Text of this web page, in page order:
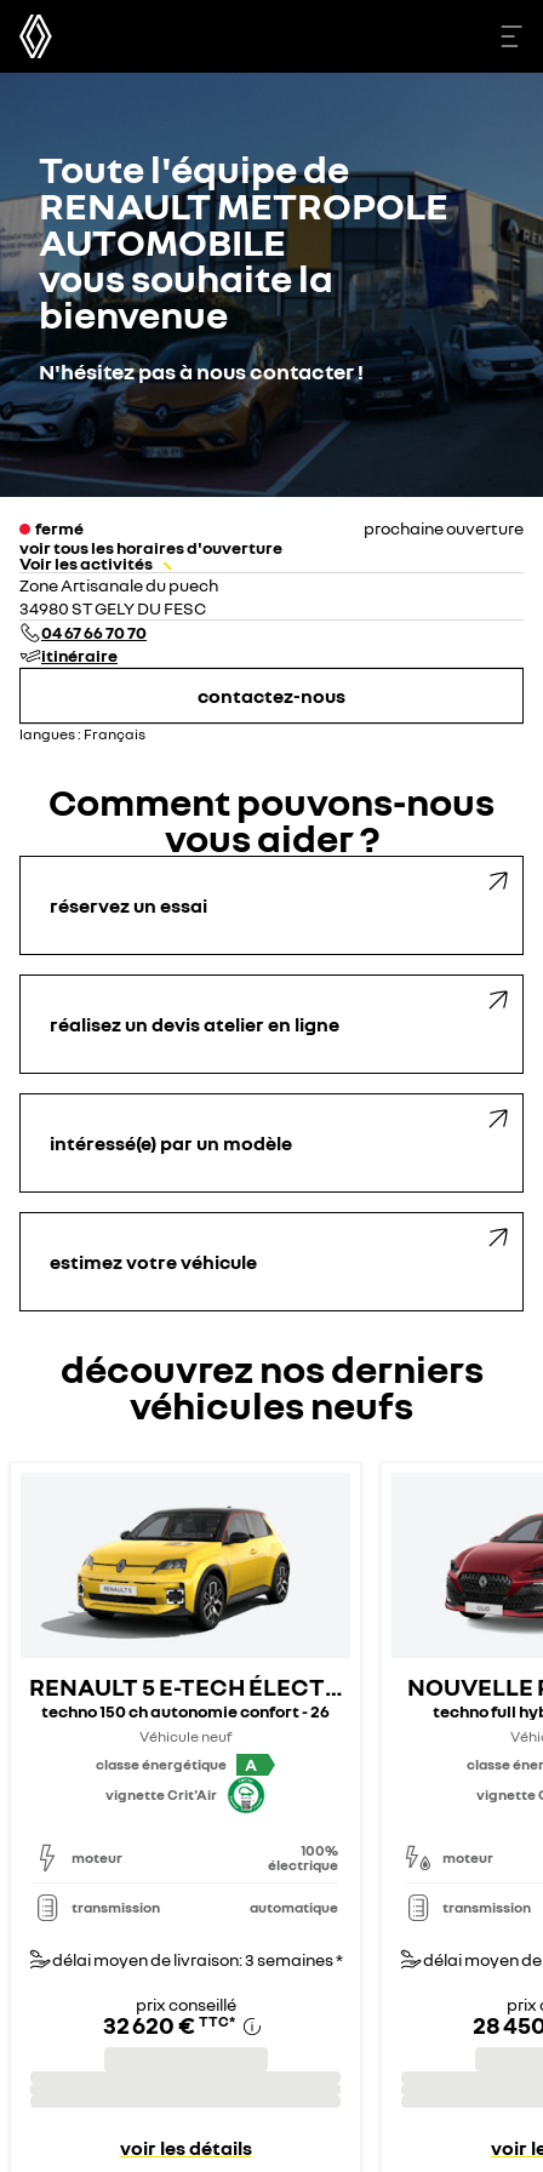
Toute l'équipe de
RENAULT METROPOLE
AUTOMOBILE
vous souhaite la
bienvenue
N'hésitez pas à nous contacter !
fermé
prochaine ouverture
voir tous les horaires d'ouverture
lundi
mardi
mercredi
jeudi
vendredi
Voir les activités
Zone Artisanale du puech
34980 ST GELY DU FESC
04 67 66 70 70
itinéraire
contactez-nous
langues : Français
Comment pouvons-nous
vous aider ?
réservez un essai
réalisez un devis atelier en ligne
intéressé(e) par un modèle
estimez votre véhicule
découvrez nos derniers
véhicules neufs
RENAULT 5 E-TECH ÉLECTRIQUE
techno 150 ch autonomie confort - 26
Véhicule neuf
classe énergétique
A
vignette Crit'Air
moteur
100%
électrique
transmission automatique
délai moyen de livraison: 3 semaines *
prix conseillé
32 620 € TTC*
voir les détails
NOUVELLE
techno full
classe
vignette
moteur
transmission
délai moyen
prix
28
voir